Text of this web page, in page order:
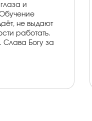
и
не выдают
работать.
Слава Богу за